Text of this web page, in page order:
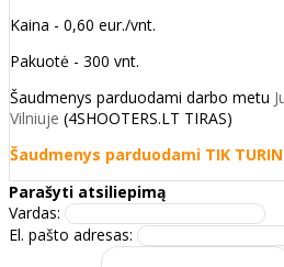
Kaina - 0,60 eur./vnt.
Pakuotė - 300 vnt.
Šaudmenys parduodami darbo metu
Vilniuje (4SHOOTERS.LT TIRAS)
Šaudmenys parduodami TIK
Parašyti atsiliepimą
Vardas:
El. pašto adresas: